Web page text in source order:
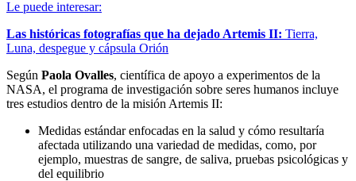
Le puede interesar:
Las históricas fotografías que ha dejado Artemis II: Tierra,
Luna, despegue y cápsula Orión
Según Paola Ovalles, científica de apoyo a experimentos de la
NASA, el programa de investigación sobre seres humanos incluye
tres estudios dentro de la misión Artemis II:
Medidas estándar enfocadas en la salud y cómo resultaría
afectada utilizando una variedad de medidas, como, por
ejemplo, muestras de sangre, de saliva, pruebas psicológicas y
del equilibrio